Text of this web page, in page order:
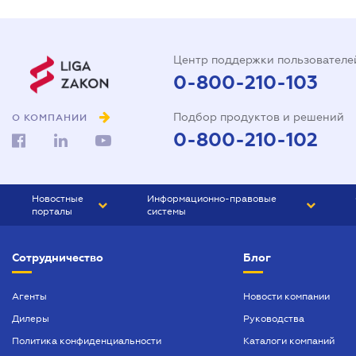
О КОМПАНИИ
Центр поддержки
0-800-210-103
Подбор продуктов и решений
0-800-210-102
Новостные
порталы
БИЗНЕС
Информационно-правовые
системы
БУХГАЛТЕР ПРОФ
ЮРИСТ ПРОФ
Сотрудничество
Агенты
Дилеры
Политика конфиденциальности
Блог
Новости компании
Руководства
Каталоги компаний